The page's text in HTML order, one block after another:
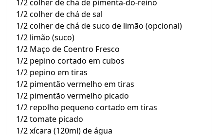
1/2 colher de chá de pimenta-do-reino
1/2 colher de chá de sal
1/2 colher de chá de suco de limão (opcional)
1/2 limão (suco)
1/2 Maço de Coentro Fresco
1/2 pepino cortado em cubos
1/2 pepino em tiras
1/2 pimentão vermelho em tiras
1/2 pimentão vermelho picado
1/2 repolho pequeno cortado em tiras
1/2 tomate picado
1/2 xícara (120ml) de água